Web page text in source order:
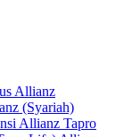
Allianz
(Syariah)
Allianz Tapro